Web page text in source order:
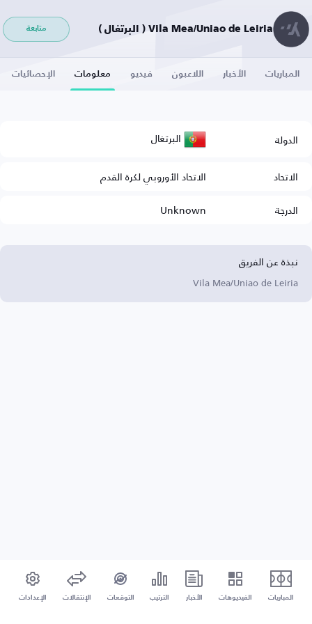
Vila Mea/Uniao de Leiria ( البرتغال ) متابعة
المباريات الأخبار اللاعبون فيديو معلومات الإحصائيات
الدولة البرتغال
الاتحاد
الاتحاد الأوروبي لكرة القدم
الدرجة
Unknown
نبذة عن الفريق
Vila Mea/Uniao de Leiria
المباريات الفيديوهات الأخبار الترتيب التوقعات الإنتقالات الإعدادات